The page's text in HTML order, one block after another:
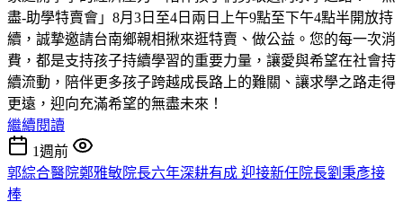
盡-助學特賣會」8月3日至4日兩日上午9點至下午4點半開放持
續，誠摯邀請台南鄉親相揪來逛特賣、做公益。您的每一次消
費，都是支持孩子持續學習的重要力量，讓愛與希望在社會持
續流動，陪伴更多孩子跨越成長路上的難關、讓求學之路走得
更遠，迎向充滿希望的無盡未來！
繼續閱讀
1週前
郭綜合醫院鄭雅敏院長六年深耕有成 迎接新任院長劉秉彥接
棒